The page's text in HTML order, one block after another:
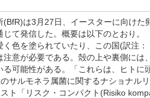
は3月27日、イースターに向けた
て発信した。概要は以下のとおり。
色を塗られていたり、この国(訳注
意が必要である。殻の上や裏側に
可能性がある。「これらは、ヒト
サルモネラ属菌に関するナショナル
ト「リスク・コンパクト(Risiko